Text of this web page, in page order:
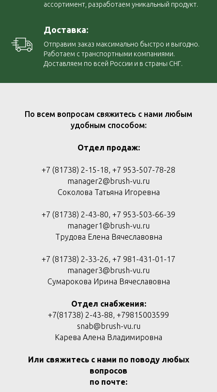
ассортимент, разработаем уникальный продукт.
Доставка:
Отправим заказ максимально быстро и выгодно.
Работаем с транспортными компаниями.
Доставляем по всей России и в страны СНГ.
По всем вопросам свяжитесь с нами любым
удобным способом:
Отдел продаж:
+7 (81738) 2-15-18, +7 953-507-78-28
manager2@brush-vu.ru
Соколова Татьяна Игоревна
+7 (81738) 2-43-80, +7 953-503-66-39
manager1@brush-vu.ru
Трудова Елена Вячеславовна
+7 (81738) 2-33-26, +7 981-431-01-17
manager3@brush-vu.ru
Сумарокова Ирина Вячеславовна
Отдел снабжения:
+7(81738) 2-43-88, +79815003599
snab@brush-vu.ru
Карева Алена Владимировна
Или свяжитесь с нами по поводу любых
вопросов
по почте: